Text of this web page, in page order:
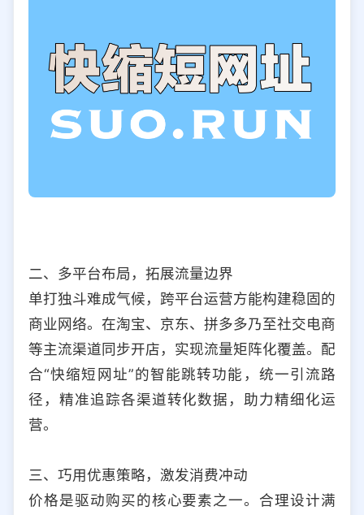
二、多平台布局，拓展流量边界
单打独斗难成气候，跨平台运营方能构建稳固的
商业网络。在淘宝、京东、拼多多乃至社交电商
等主流渠道同步开店，实现流量矩阵化覆盖。配
合“快缩短网址”的智能跳转功能，统一引流路
径，精准追踪各渠道转化数据，助力精细化运
营。
三、巧用优惠策略，激发消费冲动
价格是驱动购买的核心要素之一。合理设计满